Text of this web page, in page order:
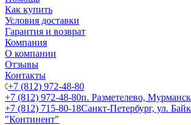
Как купить
Условия доставки
Гарантия и возврат
Компания
О компании
Отзывы
Контакты
+7 (812) 972-48-80
+7 (812) 972-48-80п. Разметелево,
+7 (812) 715-80-18Санкт-Петербург, ул.
"Континент"